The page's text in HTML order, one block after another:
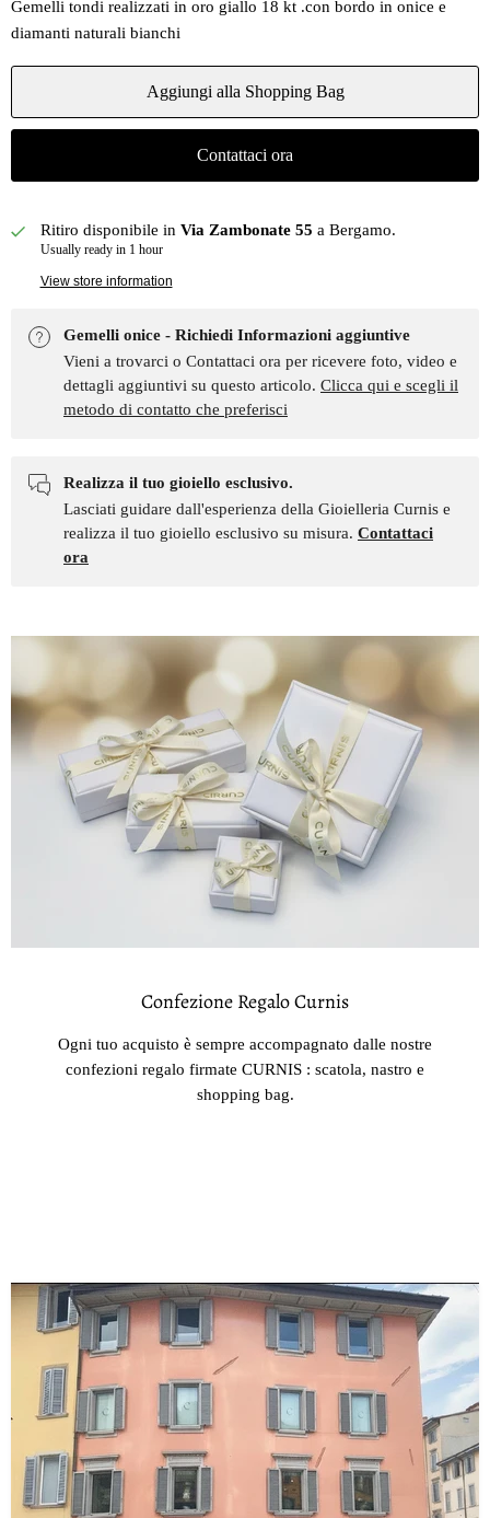
Gemelli tondi realizzati in oro giallo 18 kt .con bordo in onice e
diamanti naturali bianchi
Aggiungi alla Shopping Bag
Contattaci ora
Ritiro disponibile in Via Zambonate 55 a Bergamo.
Usually ready in 1 hour
View store information
Gemelli onice - Richiedi Informazioni aggiuntive
Vieni a trovarci o Contattaci ora per ricevere foto, video e
dettagli aggiuntivi su questo articolo. Clicca qui e scegli il
metodo di contatto che preferisci
Realizza il tuo gioiello esclusivo.
Lasciati guidare dall'esperienza della Gioielleria Curnis e
realizza il tuo gioiello esclusivo su misura. Contattaci
ora
Confezione Regalo Curnis
Ogni tuo acquisto è sempre accompagnato dalle nostre
confezioni regalo firmate CURNIS : scatola, nastro e
shopping bag.